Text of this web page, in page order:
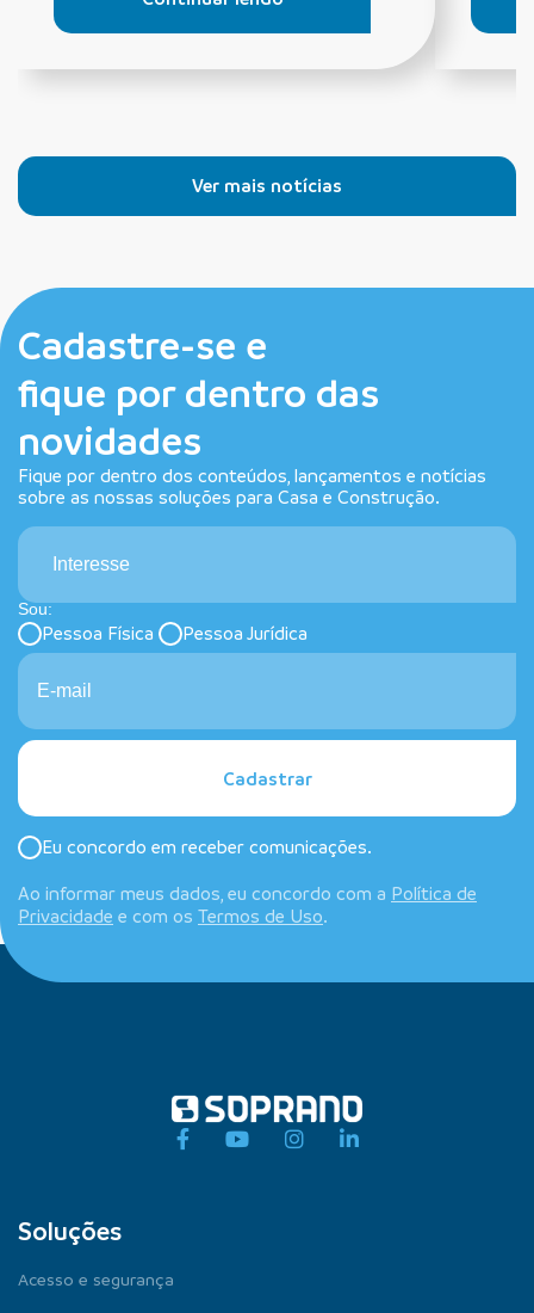
Ver mais notícias
Cadastre-se e
fique por dentro das
novidades
Fique por dentro dos conteúdos, lançamentos e notícias
sobre as nossas soluções para Casa e Construção.
Interesse
Sou:
Pessoa Física Pessoa Jurídica
Cadastrar
Eu concordo em receber comunicações.
Ao informar meus dados, eu concordo com a Política de
Privacidade e com os Termos de Uso.
Soluções
Acesso e segurança